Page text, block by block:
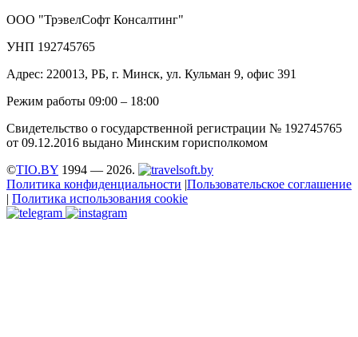
ООО "ТрэвелСофт Консалтинг"
УНП 192745765
Адрес: 220013, РБ, г. Минск, ул. Кульман 9, офис 391
Режим работы 09:00 – 18:00
Свидетельство о государственной регистрации № 192745765
от 09.12.2016 выдано Минским горисполкомом
©TIO.BY 1994 — 2026.
Политика конфиденциальности |Пользовательское соглашение
| Политика использования cookie